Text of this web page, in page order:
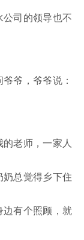
司的领导也不
爷，爷爷说：
老师，一家人
总觉得乡下住
有个照顾，就